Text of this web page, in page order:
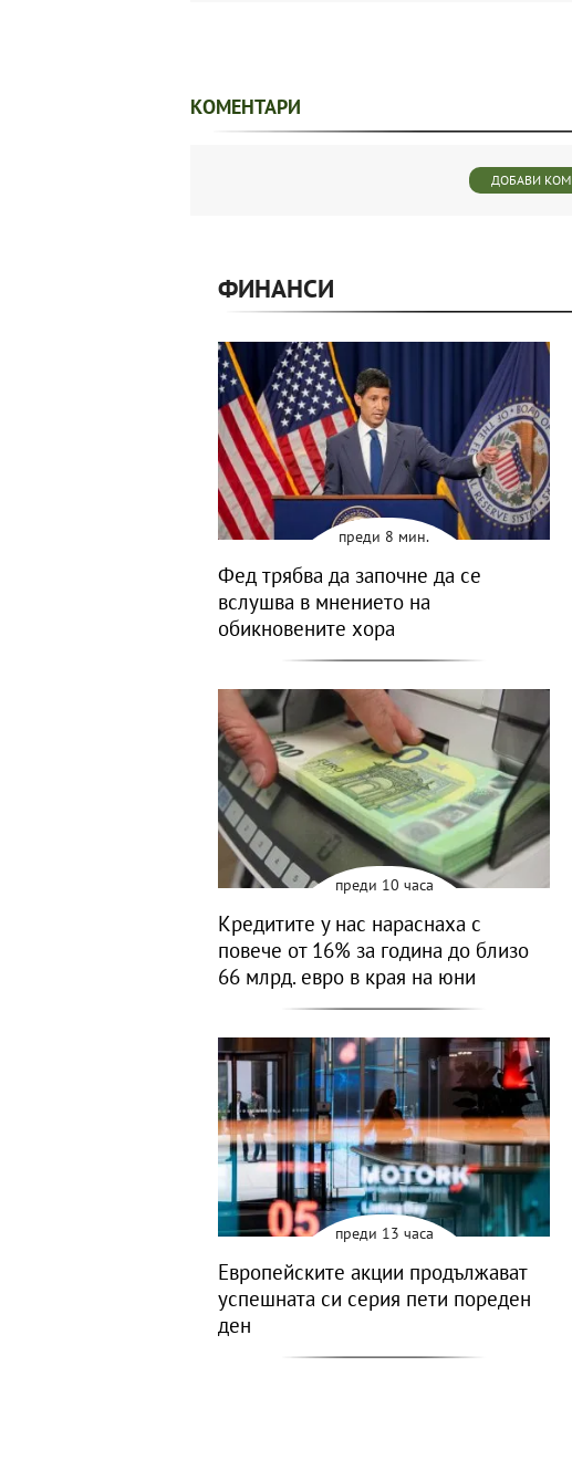
КОМЕНТАРИ
ДОБАВИ
ФИНАНСИ
преди 8 мин.
Фед трябва да започне да се
вслушва в мнението на
обикновените хора
преди 10 часа
Кредитите у нас нараснаха с
повече от 16% за година до близо
66 млрд. евро в края на юни
преди 13 часа
Европейските акции продължават
успешната си серия пети пореден
ден